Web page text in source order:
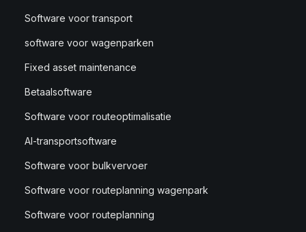
Software voor transport
software voor wagenparken
Fixed asset maintenance
Betaalsoftware
Software voor routeoptimalisatie
AI-transportsoftware
Software voor bulkvervoer
Software voor routeplanning wagenpark
Software voor routeplanning